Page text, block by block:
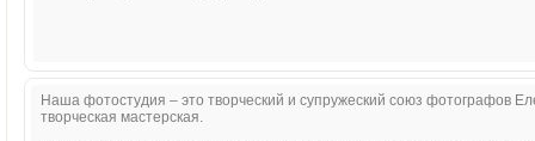
Наша фотостудия – это творческий и супружеский союз фотографов
творческая мастерская.